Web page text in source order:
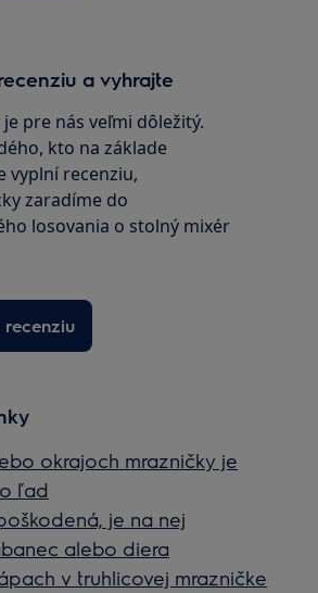
a vyhrajte
pre nás veľmi dôležitý.
kto na základe
vyplní recenziu,
zaradíme do
losovania o stolný mixér
okrajoch mrazničky je
ľad
je na nej
alebo diera
v truhlicovej mrazničke